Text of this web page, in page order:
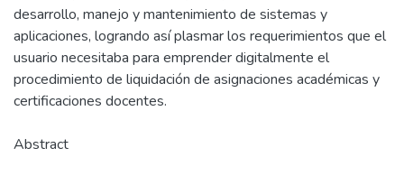
desarrollo, manejo y mantenimiento de sistemas y
aplicaciones, logrando así plasmar los requerimientos que el
usuario necesitaba para emprender digitalmente el
procedimiento de liquidación de asignaciones académicas y
certificaciones docentes.
Abstract